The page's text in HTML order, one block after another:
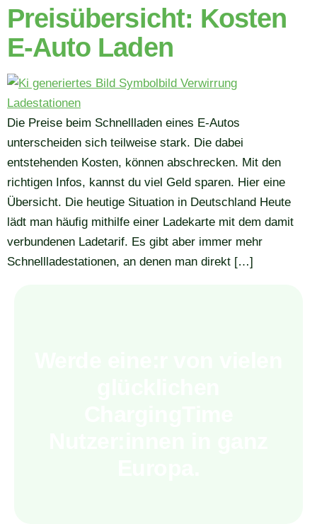
Preisübersicht: Kosten
E-Auto Laden
Die Preise beim Schnellladen eines E-Autos
unterscheiden sich teilweise stark. Die dabei
entstehenden Kosten, können abschrecken. Mit den
richtigen Infos, kannst du viel Geld sparen. Hier eine
Übersicht. Die heutige Situation in Deutschland Heute
lädt man häufig mithilfe einer Ladekarte mit dem damit
verbundenen Ladetarif. Es gibt aber immer mehr
Schnellladestationen, an denen man direkt […]